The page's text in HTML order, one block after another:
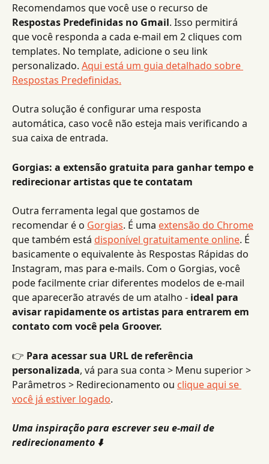
Recomendamos que você use o recurso de
Respostas Predefinidas no Gmail. Isso permitirá
que você responda a cada e-mail em 2 cliques com
templates. No template, adicione o seu link
personalizado. Aqui está um guia detalhado sobre
Respostas Predefinidas.
Outra solução é configurar uma resposta
automática, caso você não esteja mais verificando a
sua caixa de entrada.
Gorgias: a extensão gratuita para ganhar tempo e
redirecionar artistas que te contatam
Outra ferramenta legal que gostamos de
recomendar é o Gorgias. É uma extensão do Chrome
que também está disponível gratuitamente online. É
basicamente o equivalente às Respostas Rápidas do
Instagram, mas para e-mails. Com o Gorgias, você
pode facilmente criar diferentes modelos de e-mail
que aparecerão através de um atalho - ideal para
avisar rapidamente os artistas para entrarem em
contato com você pela Groover.
👉 Para acessar sua URL de referência
personalizada, vá para sua conta > Menu superior >
Parâmetros > Redirecionamento ou clique aqui se
você já estiver logado.
Uma inspiração para escrever seu e-mail de
redirecionamento ⬇️